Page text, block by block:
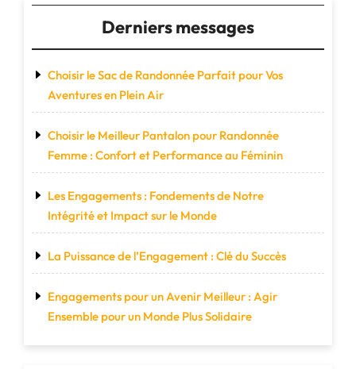
Derniers messages
Choisir le Sac de Randonnée Parfait pour Vos
Aventures en Plein Air
Choisir le Meilleur Pantalon pour Randonnée
Femme : Confort et Performance au Féminin
Les Engagements : Fondements de Notre
Intégrité et Impact sur le Monde
La Puissance de l’Engagement : Clé du Succès
Engagements pour un Avenir Meilleur : Agir
Ensemble pour un Monde Plus Solidaire